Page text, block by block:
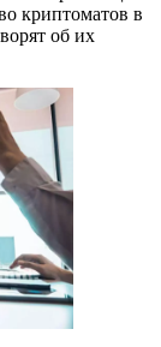
криптоматов в
об их